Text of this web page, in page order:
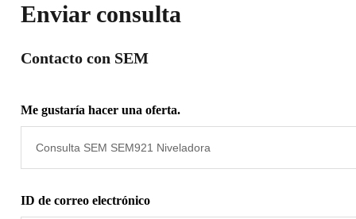
Enviar consulta
Contacto con SEM
Me gustaría hacer una oferta.
ID de correo electrónico